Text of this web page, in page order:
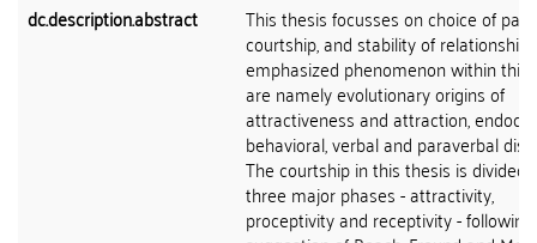
dc.description.abstract
This thesis focusses on choice of
courtship, and stability of relationship.
emphasized phenomenon within this
are namely evolutionary origins of
attractiveness and attraction,
behavioral, verbal and paraverbal
The courtship in this thesis is divided
three major phases - attractivity,
proceptivity and receptivity - following